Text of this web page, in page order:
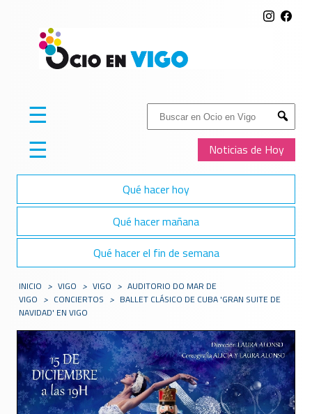
Buscar:
Submit
Noticias de Hoy
☰
☰
Qué hacer hoy
Qué hacer mañana
Qué hacer el fin de semana
INICIO > VIGO > VIGO > AUDITORIO DO MAR DE
VIGO > CONCIERTOS > BALLET CLÁSICO DE CUBA 'GRAN SUITE DE
NAVIDAD' EN VIGO